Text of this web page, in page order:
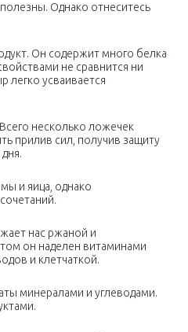
Однако отнеситесь
Он содержит много белка
не сравнится ни
легко усваивается
несколько ложечек
прилив сил, получив защиту
и яица, однако
нас ржаной и
он наделен витаминами
и клетчаткой.
минералами и углеводами.